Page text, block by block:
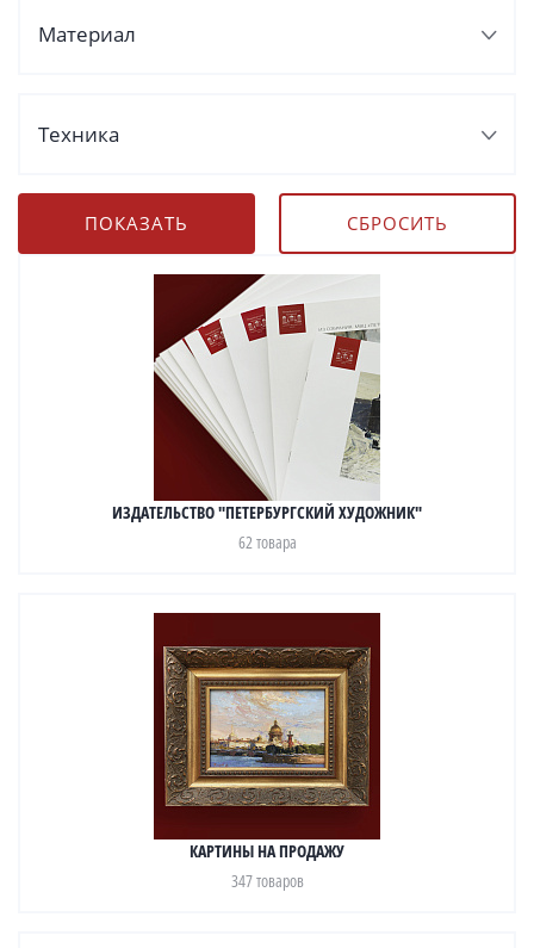
Материал
Техника
ИЗДАТЕЛЬСТВО "ПЕТЕРБУРГСКИЙ ХУДОЖНИК"
62 товара
КАРТИНЫ НА ПРОДАЖУ
347 товаров